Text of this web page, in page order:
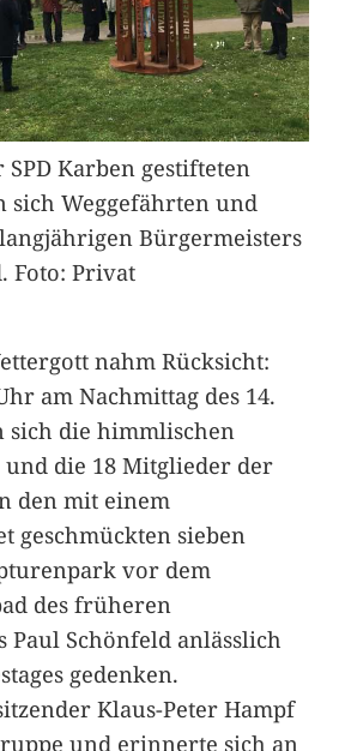
Karben gestifteten
sich Weggefährten und
Bürgermeisters
Foto: Privat
nahm Rücksicht:
am Nachmittag des 14.
sich die himmlischen
und die 18 Mitglieder der
den mit einem
geschmückten sieben
vor dem
des früheren
Paul Schönfeld anlässlich
gedenken.
Klaus-Peter Hampf
und erinnerte sich an